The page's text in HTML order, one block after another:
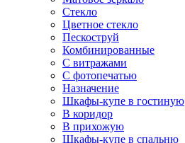
Стекло
Цветное стекло
Пескоструй
Комбинированные
С витражами
С фотопечатью
Назначение
Шкафы-купе в гостиную
В коридор
В прихожую
Шкафы-купе в спальню